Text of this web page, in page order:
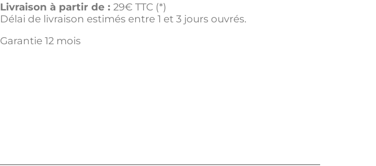
Livraison à partir de : 29€ TTC (*)
Délai de livraison estimés entre 1 et 3 jours ouvrés.
Garantie 12 mois